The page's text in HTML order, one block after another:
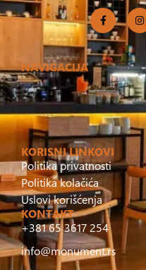
NAVIGACIJA
KORISNI LINKOVI
Politika privatnosti
Politika kolačića
Uslovi korišćenja
KONTAKT
+381 65 3617 254
info@monument.rs